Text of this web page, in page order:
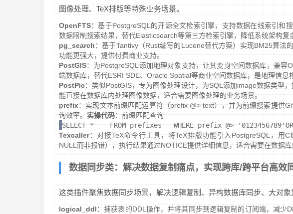
图像处理、TeX排版等特殊业务场景。
OpenFTS：基于PostgreSQL的开源全文检索引擎，支持数据在线索引和
数据限制搜索结果，替代Elasticsearch等第三方检索引擎，降低系统架构复
pg_search：基于Tantivy（Rust编写的Lucene替代方案）实现BM25算法
功能更强大，提供付费商业支持。
PostGIS：为PostgreSQL添加地理对象支持，让其变身空间数据库，兼容
端数据库，替代ESRI SDE、Oracle Spatial等商业空间数据库，是地理信息
PostPic：类似PostGIS，专为图像处理设计，为SQL添加image数据类型
能直接在数据库内处理图像数据，适合需要图像处理的业务场景。
prefix：实现文本前缀匹配运算符（prefix @> text），并为前缀搜索提供
询效率。 实操代码：前缀匹配查询
SELECT *    FROM prefixes   WHERE prefix @>
Texcaller：对接TeX命令行工具，将TeX排版功能引入PostgreSQL，用
NULL而非报错），执行结果通过NOTICE提供详细信息，适合需要在数据库
数据同步类：解决数据复制痛点，实现跨库/跨平台高效
这类插件聚焦数据同步场景，解决逻辑复制、异构数据库同步、大对
logical_ddl：捕获表的DDL操作，并将其同步到逻辑复制的订阅端，减少